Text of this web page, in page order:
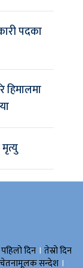
पदका
पहिलो दिन । तेस्रो दिन
सन्देश ।